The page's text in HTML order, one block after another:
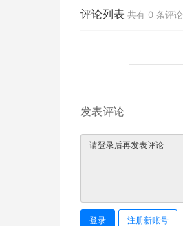
评论列表 共有 0 条评论
发表评论
登录 注册新账号